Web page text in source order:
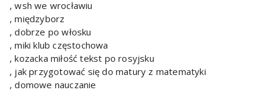
, wsh we wrocławiu
, międzyborz
, dobrze po włosku
, miki klub częstochowa
, kozacka miłość tekst po rosyjsku
, jak przygotować się do matury z matematyki
, domowe nauczanie